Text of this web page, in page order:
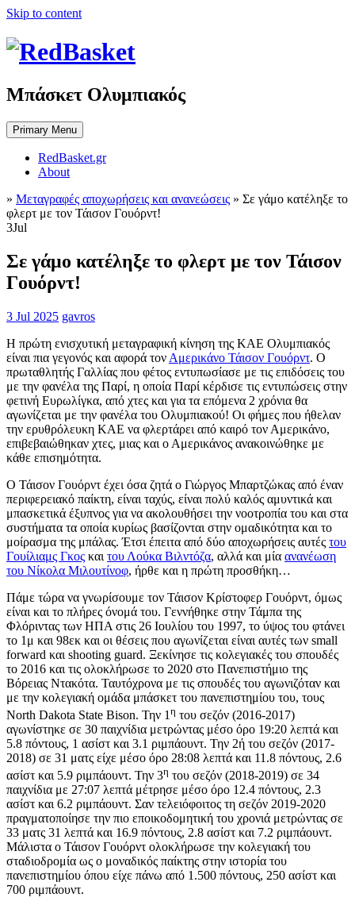
Skip to content
Μπάσκετ Ολυμπιακός
Primary Menu
RedBasket.gr
About
» Μεταγραφές αποχωρήσεις και ανανεώσεις » Σε γάμο κατέληξε το
φλερτ με τον Τάισον Γουόρντ!
3Jul
Σε γάμο κατέληξε το φλερτ με τον Τάισον
Γουόρντ!
3 Jul 2025 gavros
Η πρώτη ενισχυτική μεταγραφική κίνηση της ΚΑΕ Ολυμπιακός
είναι πια γεγονός και αφορά τον Αμερικάνο Τάισον Γουόρντ. Ο
πρωταθλητής Γαλλίας που φέτος εντυπωσίασε με τις επιδόσεις του
με την φανέλα της Παρί, η οποία Παρί κέρδισε τις εντυπώσεις στην
φετινή Eυρωλίγκα, από χτες και για τα επόμενα 2 χρόνια θα
αγωνίζεται με την φανέλα του Ολυμπιακού! Οι φήμες που ήθελαν
την ερυθρόλευκη ΚΑΕ να φλερτάρει από καιρό τον Αμερικάνο,
επιβεβαιώθηκαν χτες, μιας και ο Αμερικάνος ανακοινώθηκε με
κάθε επισημότητα.
Ο Τάισον Γουόρντ έχει όσα ζητά ο Γιώργος Μπαρτζώκας από έναν
περιφερειακό παίκτη, είναι ταχύς, είναι πολύ καλός αμυντικά και
μπασκετικά έξυπνος για να ακολουθήσει την νοοτροπία του και στα
συστήματα τα οποία κυρίως βασίζονται στην ομαδικότητα και το
μοίρασμα της μπάλας. Έτσι έπειτα από δύο αποχωρήσεις αυτές του
Γουίλιαμς Γκος και του Λούκα Βιλντόζα, αλλά και μία ανανέωση
του Νίκολα Μιλουτίνοφ, ήρθε και η πρώτη προσθήκη…
Πάμε τώρα να γνωρίσουμε τον Τάισον Κρίστοφερ Γουόρντ, όμως
είναι και το πλήρες όνομά του. Γεννήθηκε στην Τάμπα της
Φλόριντας των ΗΠΑ στις 26 Ιουλίου του 1997, το ύψος του φτάνει
το 1μ και 98εκ και οι θέσεις που αγωνίζεται είναι αυτές των small
forward και shooting guard. Ξεκίνησε τις κολεγιακές του σπουδές
το 2016 και τις ολοκλήρωσε το 2020 στο Πανεπιστήμιο της
Βόρειας Ντακότα. Ταυτόχρονα με τις σπουδές του αγωνιζόταν και
με την κολεγιακή ομάδα μπάσκετ του πανεπιστημίου του, τους
North Dakota State Bison. Την 1 η του σεζόν (2016-2017)
αγωνίστηκε σε 30 παιχνίδια μετρώντας μέσο όρο 19:20 λεπτά και
5.8 πόντους, 1 ασίστ και 3.1 ριμπάουντ. Την 2ή του σεζόν (2017-
2018) σε 31 ματς είχε μέσο όρο 28:08 λεπτά και 11.8 πόντους, 2.6
ασίστ και 5.9 ριμπάουντ. Την 3η του σεζόν (2018-2019) σε 34
παιχνίδια με 27:07 λεπτά μέτρησε μέσο όρο 12.4 πόντους, 2.3
ασίστ και 6.2 ριμπάουντ. Σαν τελειόφοιτος τη σεζόν 2019-2020
πραγματοποίησε την πιο εποικοδομητική του χρονιά μετρώντας σε
33 ματς 31 λεπτά και 16.9 πόντους, 2.8 ασίστ και 7.2 ριμπάουντ.
Μάλιστα ο Τάισον Γουόρντ ολοκλήρωσε την κολεγιακή του
σταδιοδρομία ως ο μοναδικός παίκτης στην ιστορία του
πανεπιστημίου όπου είχε πάνω από 1.500 πόντους, 250 ασίστ και
700 ριμπάουντ.